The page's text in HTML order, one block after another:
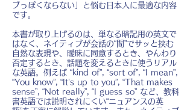
ブっぽくならない」と悩む日本人に最適な内容
です。
本書が取り上げるのは、単なる暗記用の英文で
はなく、ネイティブが会話の“間”でサッと挟む
自然な表現や、曖昧に同意するとき、やんわり
否定するとき、話題を変えるときに使うリアル
な英語。例えば “kind of”, “sort of”, “I mean”,
“You know”, “It’s up to you”, “That makes
sense”, “Not really”, “I guess so” など、教科
書英語では説明されにくい“ニュアンスの英